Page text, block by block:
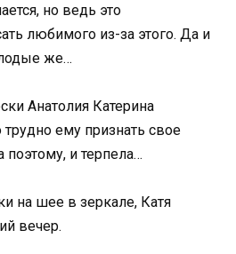
но ведь это
любимого из-за этого. Да и
же…
Анатолия Катерина
ему признать свое
и терпела…
на шее в зеркале, Катя
вечер.